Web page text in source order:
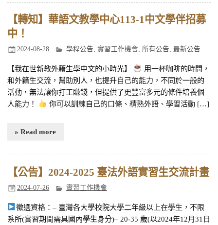
【轉知】華語文教學中心113-1中文學伴招募
中！
2024-08-28 學程公告 ,實習工作機會 所有公告 ,最新公告
【我在世新教外籍生學中文的小時光】
用一杯咖啡的時間，
和外籍生交流，幫助別人，也提升自己的能力，不同於一般的
活動，無法讓你打工賺錢，但提供了更豐富多元的條件培養個
人能力！
你可以訓練自己的口條、精熟外語、學習活動 […]
» Read more
【公告】2024-2025 臺法外語實習生交流計畫
2024-07-26 實習工作機會
徵選資格：– 臺灣各大學校院大學二年級以上在學生，不限
系所(實習期間需具國內學生身分)– 20-35 歲(以2024年12月31日